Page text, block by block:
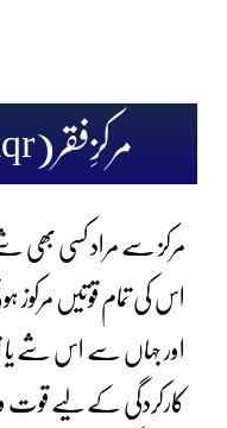
مرکزِفقر(Markaz e Faqr)
مرکز سے مراد کسی بھی
اس کی تمام قوتیں مرکوز
اور جہاں سے اس شے یا
کارکردگی کے لیے